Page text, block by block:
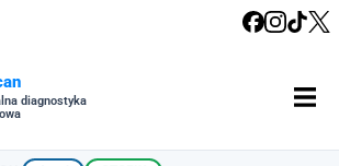
diagnostyka